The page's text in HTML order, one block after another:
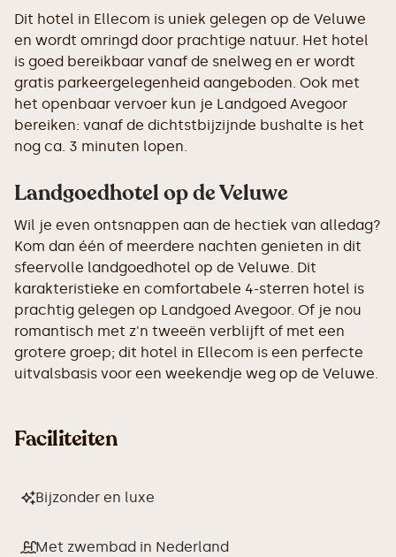
Dit hotel in Ellecom is uniek gelegen op de Veluwe
en wordt omringd door prachtige natuur. Het hotel
is goed bereikbaar vanaf de snelweg en er wordt
gratis parkeergelegenheid aangeboden. Ook met
het openbaar vervoer kun je Landgoed Avegoor
bereiken: vanaf de dichtstbijzijnde bushalte is het
nog ca. 3 minuten lopen.
Landgoedhotel op de Veluwe
Wil je even ontsnappen aan de hectiek van alledag?
Kom dan één of meerdere nachten genieten in dit
sfeervolle landgoedhotel op de Veluwe. Dit
karakteristieke en comfortabele 4-sterren hotel is
prachtig gelegen op Landgoed Avegoor. Of je nou
romantisch met z'n tweeën verblijft of met een
grotere groep; dit hotel in Ellecom is een perfecte
uitvalsbasis voor een weekendje weg op de Veluwe.
Faciliteiten
Bijzonder en luxe
Met zwembad in Nederland